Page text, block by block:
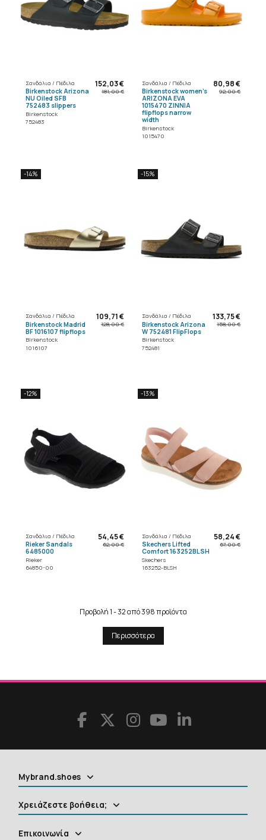
Σανδάλια / Πέδιλα
Birkenstock Arizona
NU Oiled SFB
752483 slippers
Birkenstock
752483
152,03 €
181,00 €
Σανδάλια / Πέδιλα
Birkenstock women's
ARIZONA EVA
1015470 ZINNIA
flipflops narrow
width
Birkenstock
1015470
80,98 €
92,00 €
-14%
Σανδάλια / Πέδιλα
Birkenstock Madrid
BF 1016107 flipflops
Birkenstock
1016107
109,71 €
128,00 €
-15%
Σανδάλια / Πέδιλα
Birkenstock Arizona
W 752481 FlipFlops
Birkenstock
752481
133,75 €
158,00 €
-12%
Σανδάλια / Πέδιλα
Rieker Sandals
6485000
Rieker
64850-00
54,45 €
62,00 €
-13%
Σανδάλια / Πέδιλα
Skechers Lifted
Comfort 163252BLSH
Skechers
163252-BLSH
58,24 €
67,00 €
Προβολή 1 - 32 από 398 προϊόντα
Περισσότερα
Mybrand.shoes
Χρειάζεστε βοήθεια;
Επικοινωνία